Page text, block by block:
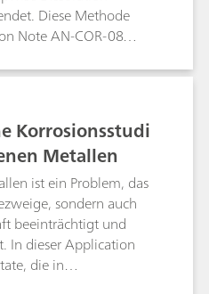
Diese Methode
Note AN-COR-08
Korrosionsstudi
Metallen
ist ein Problem, das
sondern auch
beeinträchtigt und
In dieser Application
die in